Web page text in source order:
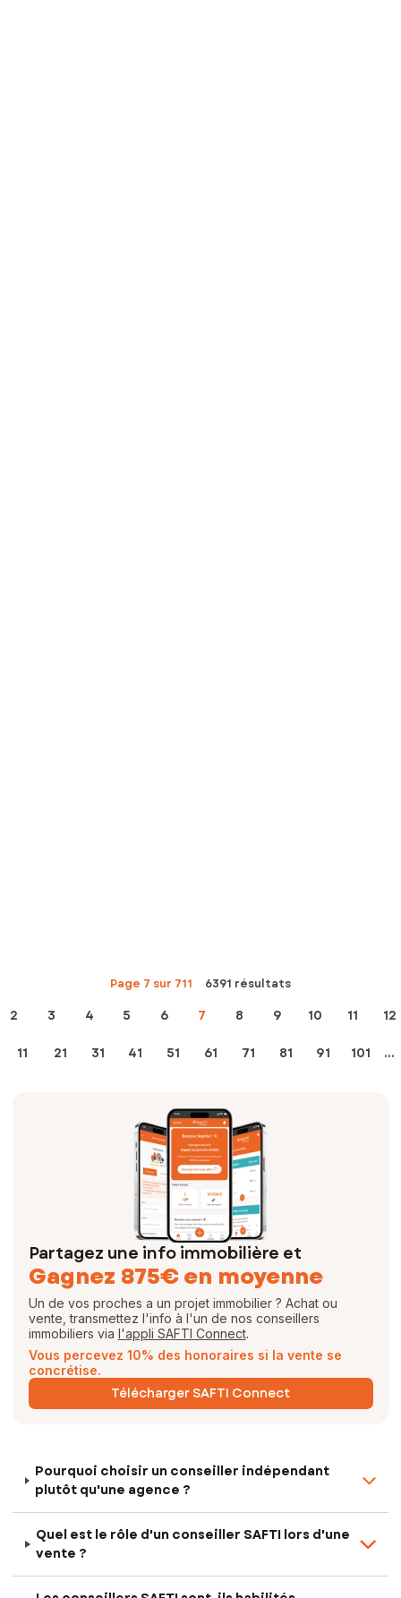
Page 7 sur 711 6391 résultats
2 3 4 5 6 7 8 9 10 11 12
11 21 31 41 51 61 71 81 91 101 ...
Partagez une info immobilière et
Gagnez 875€ en moyenne
Un de vos proches a un projet immobilier ? Achat ou
vente, transmettez l'info à l'un de nos conseillers
immobiliers via l'appli SAFTI Connect.
Vous percevez 10% des honoraires si la vente se
concrétise.
Télécharger SAFTI Connect
Pourquoi choisir un conseiller indépendant
plutôt qu'une agence ?
Quel est le rôle d'un conseiller SAFTI lors d'une
vente ?